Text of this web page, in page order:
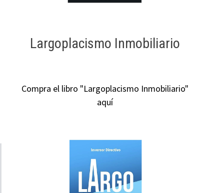
Largoplacismo Inmobiliario
Compra el libro "Largoplacismo Inmobiliario"
aquí